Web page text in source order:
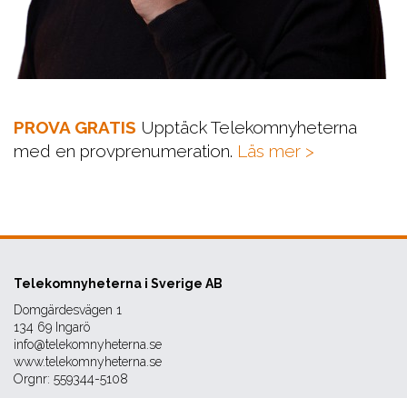
PROVA GRATIS Upptäck Telekomnyheterna
med en provprenumeration. Läs mer >
Telekomnyheterna i Sverige AB
Domgärdesvägen 1
134 69 Ingarö
info@telekomnyheterna.se
www.telekomnyheterna.se
Orgnr: 559344-5108